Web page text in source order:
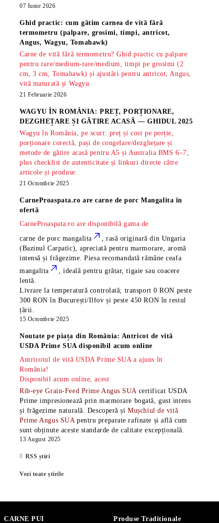
07 Iunie 2026
Ghid practic: cum gătim carnea de vită fără
termometru (palpare, grosimi, timpi, antricot,
Angus, Wagyu, Tomahawk)
Carne de vită fără termometru? Ghid practic cu palpare
pentru rare/medium-rare/medium, timpi pe grosimi (2
cm, 3 cm, Tomahawk) și ajustări pentru antricot, Angus,
vită maturată și Wagyu.
21 Februarie 2026
WAGYU ÎN ROMÂNIA: PREȚ, PORȚIONARE,
DEZGHEȚARE ȘI GĂTIRE ACASĂ — GHIDUL 2025
Wagyu în România, pe scurt: preț și cost pe porție,
porționare corectă, pași de congelare/dezghețare și
metode de gătire acasă pentru A5 și Australia BMS 6–7,
plus checklist de autenticitate și linkuri directe către
articole și produse.
21 Octombrie 2025
CarneProaspata.ro arecarne de porc Mangalita în
ofertă
CarneProaspata.ro are disponibilă gama de
carne de porc mangalita
, rasă originară din Ungaria
(Bazinul Carpatic), apreciată pentru marmorare, aromă
intensă și frăgezime. Piesa recomandată rămâneceafa
mangalita
, ideală pentru grătar, tigaie sau coacere
lentă.
Livrare la temperatură controlată; transport 0 RON peste
300 RON în București/Ilfov și peste 450 RON în restul
țării.
15 Octombrie 2025
Noutate pe piața din România: Antricot de vită
USDA Prime SUA disponibil acum online
Antricotul de vită USDA Prime SUA a ajuns în
România!
Disponibil acum online, acest
Rib-eye Grain-Feed Prime Angus SUA certificat USDA
Prime impresionează prin marmorare bogată, gust intens
și frăgezime naturală. Descoperă șiMușchiul de vită
Prime Angus SUA pentru preparate rafinate și află cum
sunt obținute aceste standarde de calitate excepțională.
13 August 2025
RSS știri
Vezi toate știrile
CARNE PUI Produse Traditionale